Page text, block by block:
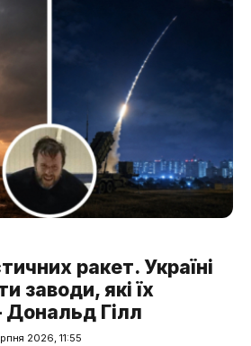
ракет. Україні
заводи, які їх
Дональд Гілл
2026, 11:55